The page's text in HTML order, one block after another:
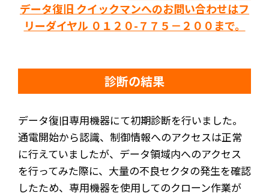
データ復旧 クイックマンへのお問い合わせはフ
リーダイヤル ０１２０-７７５－２００まで。
診断の結果
データ復旧専用機器にて初期診断を行いました。
通電開始から認識、制御情報へのアクセスは正常
に行えていましたが、データ領域内へのアクセス
を行ってみた際に、大量の不良セクタの発生を確認
したため、専用機器を使用してのクローン作業が